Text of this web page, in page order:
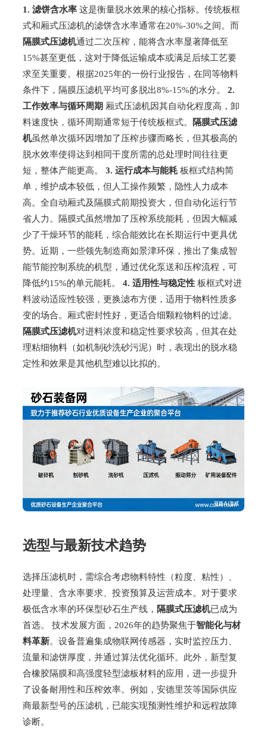
1. 滤饼含水率 这是衡量脱水效果的核心指标。传统板框
式和厢式压滤机的滤饼含水率通常在20%-30%之间。而
隔膜式压滤机通过二次压榨，能将含水率显著降低至
15%甚至更低，这对于降低运输成本或满足后续工艺要
求至关重要。根据2025年的一份行业报告，在同等物料
条件下，隔膜压滤机平均可多脱出8%-15%的水分。 2.
工作效率与循环周期 厢式压滤机因其自动化程度高，卸
料速度快，循环周期通常短于传统板框式。
隔膜式压滤
机虽然单次循环因增加了压榨步骤而略长，但其极高的
脱水效率使得达到相同干度所需的总处理时间往往更
短，整体产能更高。 3. 运行成本与能耗 板框式结构简
单，维护成本较低，但人工操作频繁，隐性人力成本
高。全自动厢式及隔膜式前期投资大，但自动化运行节
省人力。隔膜式虽然增加了压榨系统能耗，但因大幅减
少了干燥环节的能耗，综合能效比在长期运行中更具优
势。近期，一些领先制造商如景津环保，推出了集成智
能节能控制系统的机型，通过优化泵送和压榨流程，可
降低约15%的单元能耗。 4. 适用性与稳定性 板框式对进
料波动适应性较强，更换滤布方便，适用于物料性质多
变的场合。厢式密封性好，更适合细颗粒物料的过滤。
隔膜式压滤机对进料浓度和稳定性要求较高，但其在处
理粘细物料（如机制砂洗砂污泥）时，表现出的脱水稳
定性和效果是其他机型难以比拟的。
选型与最新技术趋势
选择压滤机时，需综合考虑物料特性（粒度、粘性）、
处理量、含水率要求、投资预算及运营成本。对于要求
极低含水率的环保型砂石生产线， 隔膜式压滤机已成为
首选。 技术发展方面，2026年的趋势聚焦于智能化与材
料革新。设备普遍集成物联网传感器，实时监控压力、
流量和滤饼厚度，并通过算法优化循环。此外，新型复
合橡胶隔膜和高强度轻型滤板材料的应用，进一步提升
了设备耐用性和压榨效率。例如，安德里茨等国际供应
商最新型号的压滤机，已能实现预测性维护和远程故障
诊断。